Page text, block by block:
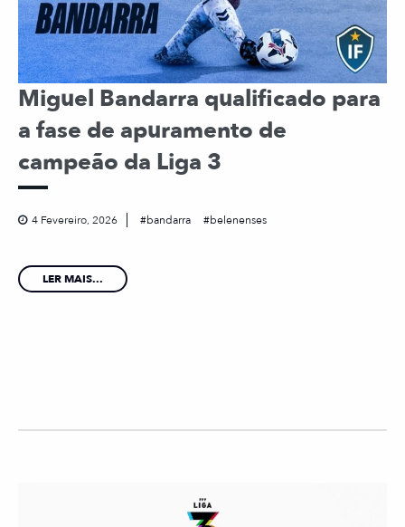
Miguel Bandarra qualificado para
a fase de apuramento de
campeão da Liga 3
4 Fevereiro, 2026 bandarra belenenses
LER MAIS...